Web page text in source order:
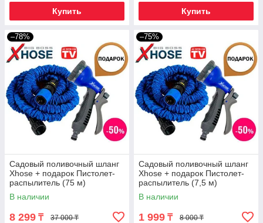
Купить Купить
–78%
Садовый поливочный шланг
Xhose + подарок Пистолет-
распылитель (75 м)
В наличии
8 299 ₸ 37 000 ₸
–75%
Садовый поливочный шланг
Xhose + подарок Пистолет-
распылитель (7,5 м)
В наличии
1 999 ₸ 8 000 ₸